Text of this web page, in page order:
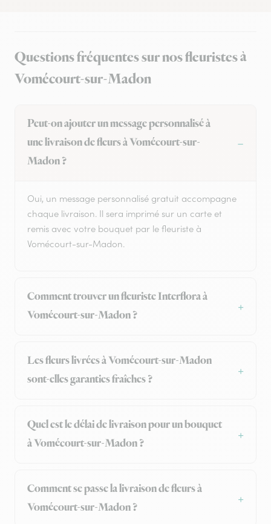
Questions fréquentes sur nos fleuristes à
Vomécourt-sur-Madon
Peut-on ajouter un message personnalisé à
une livraison de fleurs à Vomécourt-sur-
Madon ?
Oui, un message personnalisé gratuit accompagne
chaque livraison. Il sera imprimé sur un carte et
remis avec votre bouquet par le fleuriste à
Vomécourt-sur-Madon.
Comment trouver un fleuriste Interflora à
Vomécourt-sur-Madon ?
Les fleurs livrées à Vomécourt-sur-Madon
sont-elles garanties fraîches ?
Quel est le délai de livraison pour un bouquet
à Vomécourt-sur-Madon ?
Comment se passe la livraison de fleurs à
Vomécourt-sur-Madon ?